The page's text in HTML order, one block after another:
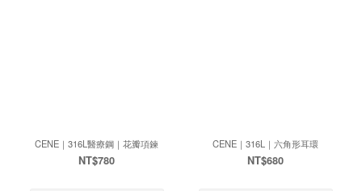
CENE｜316L醫療鋼｜花瓣項鍊
NT$780
CENE｜316L｜六角形耳環
NT$680